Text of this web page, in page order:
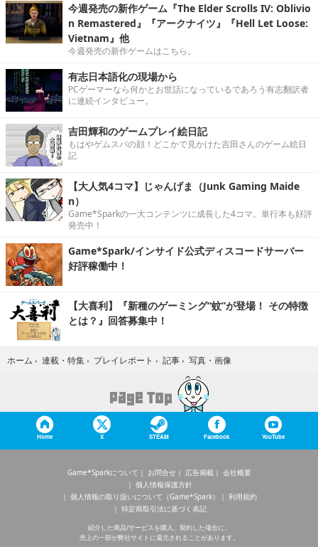
今週発売の新作ゲーム『The Elder Scrolls IV: Oblivio
n Remastered』『アークナイツ』『Hell Let Loose:
Vietnam』他
今週発売の新作ゲームはこちら。
有志日本語化の現場から
PCゲーマーなら何かとお世話になっているであろう有志翻訳者
に連続インタビュー。
吉田輝和のゲームプレイ絵日記
もはやゲムスパの顔！どこかで見かけた吉田さんのゲーム絵日
記
【大人気4コマ】じゃんげま（Junk Gaming Maide
n）
Game*Sparkの一大コンテンツに成長した4コマ。単行本も好評
発売中！
Game*Spark/インサイド公式ディスコードサーバー
好評稼働中！
【大喜利】『新種のゲーミング“蚊”が登場！ その特徴
とは？』回答募集中！
ホーム › 連載・特集 › プレイレポート › 記事 › 写真・画像
Home X STEAM Facebook YouTube
Game*Sparkについて お問合せ 広告掲載
会社概要
個人情報保護方針
個人情報の取り扱いについて（Game*Spark）
利用規約
特定商取引法に基づく表記
紹介した商品/サービスを購入、契約した場合に、
売上の一部が弊社サイトに還元されることがあります。